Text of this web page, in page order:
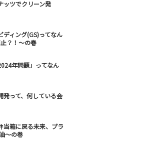
ツでクリーン発
ィング(GS)ってなん
？！～の巻
年問題」ってなん
って、何している会
箱に戻る未来、プラ
～の巻